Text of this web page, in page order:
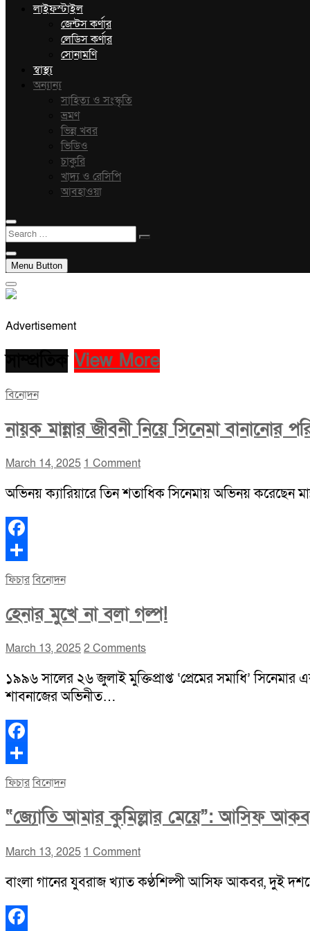
লাইফস্টাইল
জেন্টস কর্ণার
লেডিস কর্ণার
সোনামণি
স্বাস্থ্য
অন্যান্য
সাহিত্য ও সংস্কৃতি
ভ্রমণ
ভিন্ন খবর
ভিডিও
চাকুরি
খাদ্য ও রেসিপি
আবহাওয়া
Search
…
Menu Button
Advertisement
View More
বিনোদন
নায়ক মান্নার জীবনী নিয়ে সিনেমা বানানোর
March 14, 2025 1 Comment
অভিনয় ক্যারিয়ারে তিন শতাধিক সিনেমায় অভিনয় করেছেন
Facebook
Share
ফিচারবিনোদন
হেনার মুখে না বলা গল্প!
March 13, 20252 Comments
১৯৯৬ সালের ২৬ জুলাই মুক্তিপ্রাপ্ত ‘প্রেমের সমাধি’ সিনেমার
শাবনাজের অভিনীত…
Facebook
Share
ফিচারবিনোদন
“জ্যোতি আমার কুমিল্লার মেয়ে”: আসিফ
March 13, 2025 1 Comment
বাংলা গানের যুবরাজ খ্যাত কণ্ঠশিল্পী আসিফ আকবর, দুই